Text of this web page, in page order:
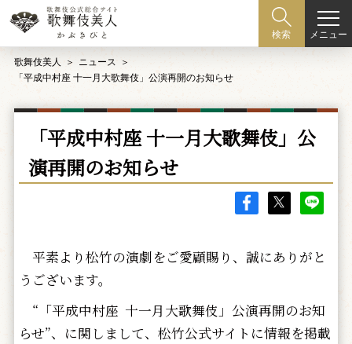
検索 メニュー
歌舞伎美人
ニュース
「平成中村座 十一月大歌舞伎」公演再開のお知らせ
「平成中村座 十一月大歌舞伎」公
演再開のお知らせ
平素より松竹の演劇をご愛顧賜り、誠にありがと
うございます。
“「平成中村座 十一月大歌舞伎」公演再開のお知
らせ”、に関しまして、松竹公式サイトに情報を掲載